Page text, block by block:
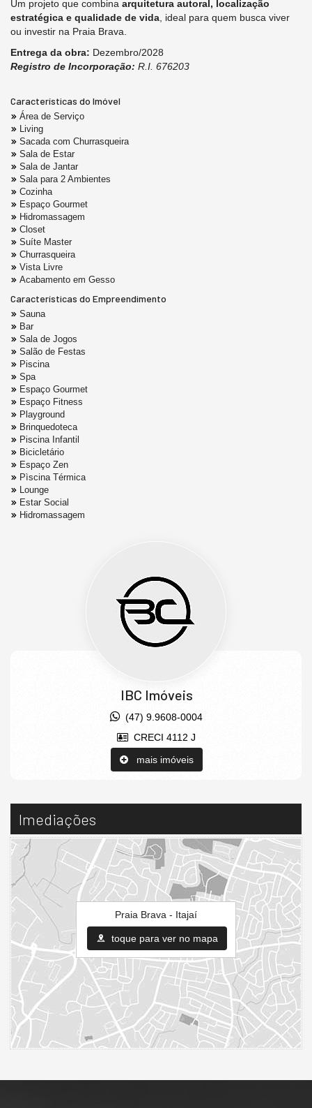
Um projeto que combina arquitetura autoral, localização
estratégica e qualidade de vida , ideal para quem busca viver
ou investir na Praia Brava.
Entrega da obra: Dezembro/2028
Registro de Incorporação: R.I. 676203
Características do Imóvel
Área de Serviço
Living
Sacada com Churrasqueira
Sala de Estar
Sala de Jantar
Sala para 2 Ambientes
Cozinha
Espaço Gourmet
Hidromassagem
Closet
Suíte Master
Churrasqueira
Vista Livre
Acabamento em Gesso
Características do Empreendimento
Sauna
Bar
Sala de Jogos
Salão de Festas
Piscina
Spa
Espaço Gourmet
Espaço Fitness
Playground
Brinquedoteca
Piscina Infantil
Bicicletário
Espaço Zen
Pìscina Térmica
Lounge
Estar Social
Hidromassagem
IBC Imóveis
(47) 9.9608-0004
CRECI 4112 J
mais imóveis
Imediações
Praia Brava - Itajaí
toque para ver no mapa